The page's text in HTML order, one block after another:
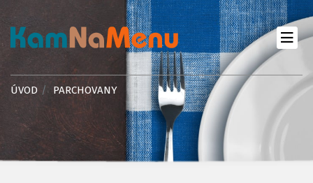
ÚVOD PARCHOVANY